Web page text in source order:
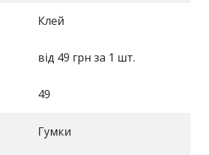
Клей
від 49 грн за 1 шт.
49
Гумки